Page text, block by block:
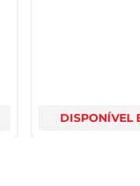
DISPONÍVEL